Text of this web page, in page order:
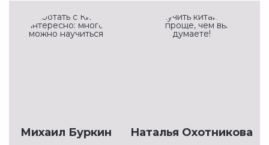
Михаил Буркин Наталья Охотникова